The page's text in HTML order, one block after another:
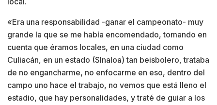
«Era una responsabilidad -ganar el campeonato- muy
grande la que se me había encomendado, tomando en
cuenta que éramos locales, en una ciudad como
Culiacán, en un estado (SInaloa) tan beisbolero, trataba
de no engancharme, no enfocarme en eso, dentro del
campo uno hace el trabajo, no vemos que está lleno el
estadio, que hay personalidades, y traté de guiar a los